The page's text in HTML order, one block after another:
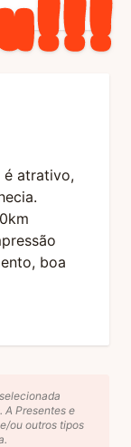
é atrativo,
boa
A Presentes e
ou outros tipos